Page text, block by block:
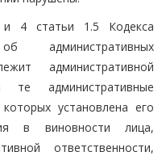
4 статьи 1.5 Кодекса
административных
административной
те административные
установлена его
в виновности лица,
ответственности,